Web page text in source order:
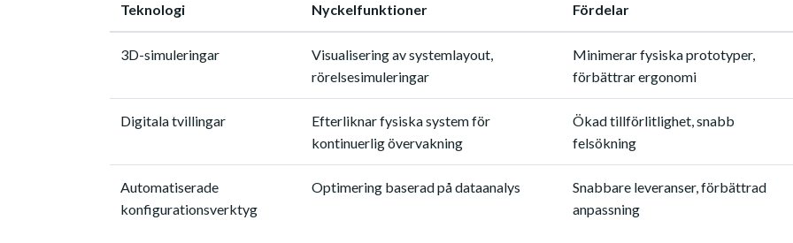
Teknologi Nyckelfunktioner Fördelar
3D-simuleringar
Visualisering av systemlayout,
rörelsesimuleringar
Minimerar fysiska prototyper,
förbättrar ergonomi
Digitala tvillingar
Efterliknar fysiska system för
kontinuerlig övervakning
Ökad tillförlitlighet, snabb
felsökning
Automatiserade
konfigurationsverktyg
Optimering baserad på dataanalys
Snabbare leveranser, förbättrad
anpassning